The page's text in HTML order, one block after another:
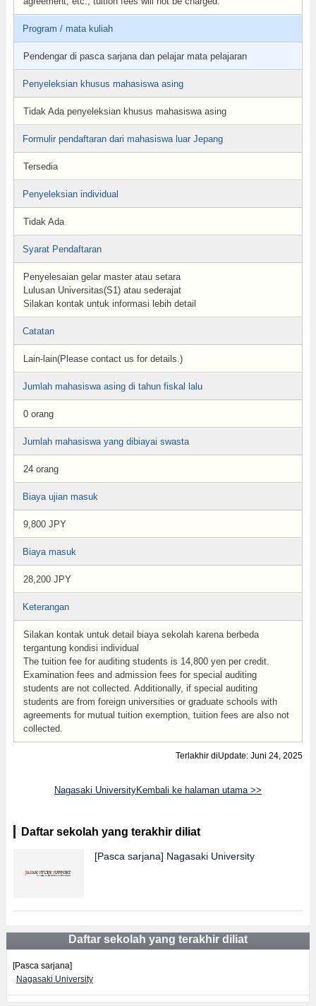
Program / mata kuliah
Pendengar di pasca sarjana dan pelajar mata pelajaran
Penyeleksian khusus mahasiswa asing
Tidak Ada penyeleksian khusus mahasiswa asing
Formulir pendaftaran dari mahasiswa luar Jepang
Tersedia
Penyeleksian individual
Tidak Ada
Syarat Pendaftaran
Penyelesaian gelar master atau setara
Lulusan Universitas(S1) atau sederajat
Silakan kontak untuk informasi lebih detail
Catatan
Lain-lain(Please contact us for details.)
Jumlah mahasiswa asing di tahun fiskal lalu
0 orang
Jumlah mahasiswa yang dibiayai swasta
24 orang
Biaya ujian masuk
9,800 JPY
Biaya masuk
28,200 JPY
Keterangan
Silakan kontak untuk detail biaya sekolah karena berbeda
tergantung kondisi individual
The tuition fee for auditing students is 14,800 yen per credit.
Examination fees and admission fees for special auditing
students are not collected. Additionally, if special auditing
students are from foreign universities or graduate schools with
agreements for mutual tuition exemption, tuition fees are also not
collected.
Terlakhir diUpdate: Juni 24, 2025
Nagasaki UniversityKembali ke halaman utama >>
Daftar sekolah yang terakhir diliat
[Pasca sarjana] Nagasaki University
Daftar sekolah yang terakhir diliat
[Pasca sarjana]
Nagasaki University